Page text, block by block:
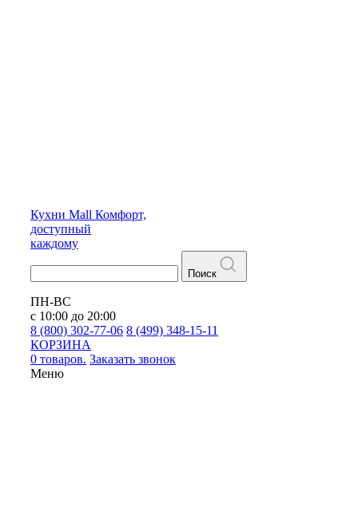
Кухни Mall Комфорт,
доступный
каждому
Поиск
ПН-ВС
с 10:00 до 20:00
8 (800) 302-77-06 8 (499) 348-15-11
КОРЗИНА
0 товаров. Заказать звонок
Меню